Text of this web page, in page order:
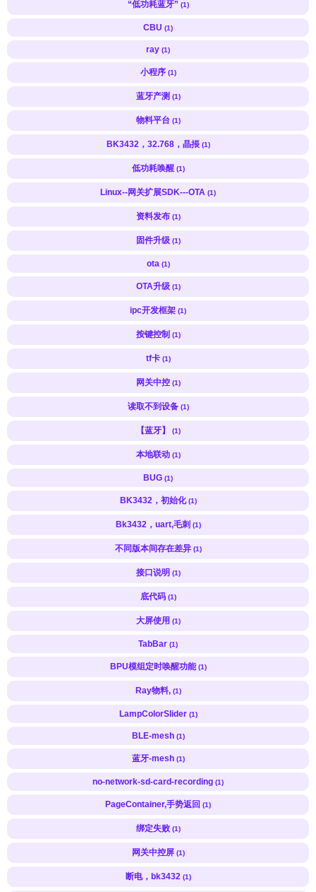
“低功耗蓝牙” (1)
CBU (1)
ray (1)
小程序 (1)
蓝牙产测 (1)
物料平台 (1)
BK3432，32.768，晶掁 (1)
低功耗唤醒 (1)
Linux--网关扩展SDK---OTA (1)
资料发布 (1)
固件升级 (1)
ota (1)
OTA升级 (1)
ipc开发框架 (1)
按键控制 (1)
tf卡 (1)
网关中控 (1)
读取不到设备 (1)
【蓝牙】 (1)
本地联动 (1)
BUG (1)
BK3432，初始化 (1)
Bk3432，uart,毛刺 (1)
不同版本间存在差异 (1)
接口说明 (1)
底代码 (1)
大屏使用 (1)
TabBar (1)
BPU模组定时唤醒功能 (1)
Ray物料, (1)
LampColorSlider (1)
BLE-mesh (1)
蓝牙-mesh (1)
no-network-sd-card-recording (1)
PageContainer,手势返回 (1)
绑定失败 (1)
网关中控屏 (1)
断电，bk3432 (1)